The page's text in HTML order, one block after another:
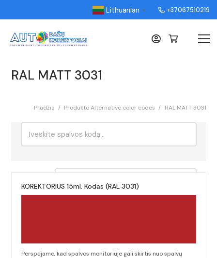
Lithuanian ▼ +37067510219
RAL MATT 3031
Pradžia / Produkto Alternative color codes / RAL MATT 3031
KOREKTORIUS 15ml. Kodas (RAL 3031)
Perspėjame, kad spalvos monitoriuje gali skirtis nuo spalvų